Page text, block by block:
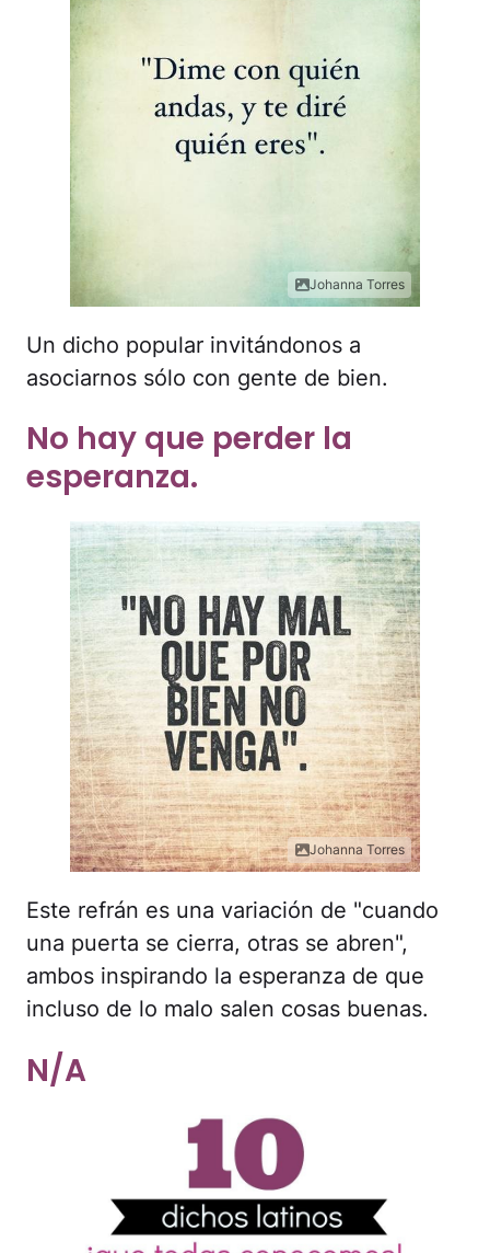
Johanna Torres
Un dicho popular invitándonos a
asociarnos sólo con gente de bien.
No hay que perder la
esperanza.
Johanna Torres
Este refrán es una variación de "cuando
una puerta se cierra, otras se abren",
ambos inspirando la esperanza de que
incluso de lo malo salen cosas buenas.
N/A